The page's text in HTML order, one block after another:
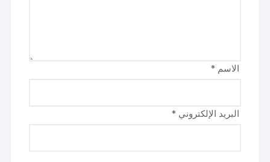
الاسم*
البريد الإلكتروني*